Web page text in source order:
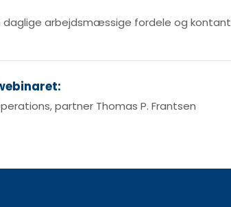
daglige arbejdsmæssige fordele og kontant
partner Thomas P. Frantsen